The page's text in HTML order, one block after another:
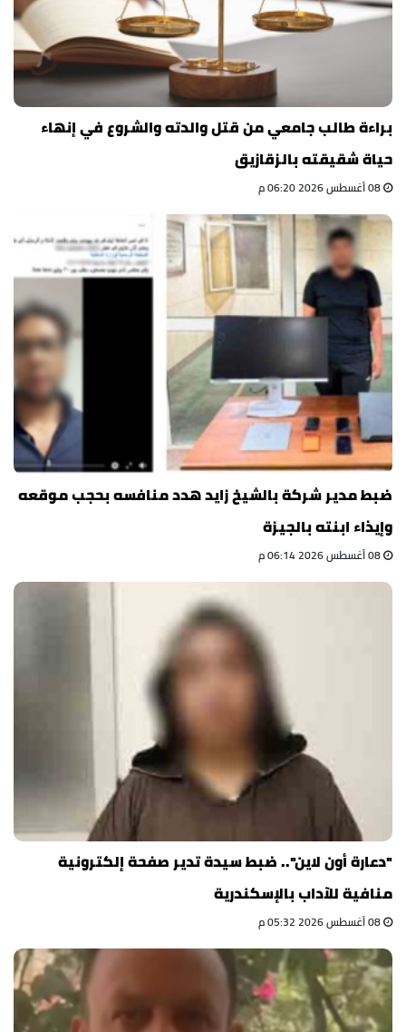
براءة طالب جامعي من قتل والدته والشروع في إنهاء
حياة شقيقته بالزقازيق
ضبط مدير شركة بالشيخ زايد هدد منافسه بحجب موقعه
وإيذاء ابنته بالجيزة
"دعارة أون لاين".. ضبط سيدة تدير صفحة إلكترونية
منافية للآداب بالإسكندرية